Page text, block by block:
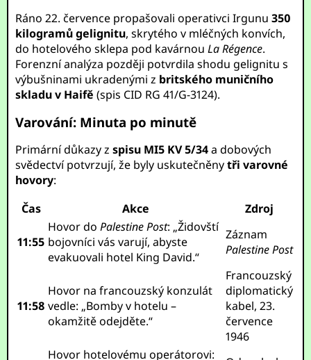
Ráno 22. července propašovali operativci Irgunu350
kilogramů gelignitu, skrytého v mléčných konvích,
do hotelového sklepa pod kavárnouLa Régence.
Forenzní analýza později potvrdila shodu gelignitu s
výbušninami ukradenými z britského muničního
skladu v Haifě (spis CID RG 41/G-3124).
Varování: Minuta po minutě
Primární důkazy zspisu MI5 KV 5/34a dobových
svědectví potvrzují, že byly uskutečněnytři varovné
hovory:
Čas
Akce Zdroj
11:55
Hovor doPalestine Post: „Židovští
bojovníci vás varují, abyste
evakuovali hotel King David.“
Záznam
Palestine Post
11:58
Hovor na francouzský konzulát
vedle: „Bomby v hotelu –
okamžitě odejděte.“
Francouzský
diplomatický
kabel, 23.
července
1946
Hovor hotelovému operátorovi: